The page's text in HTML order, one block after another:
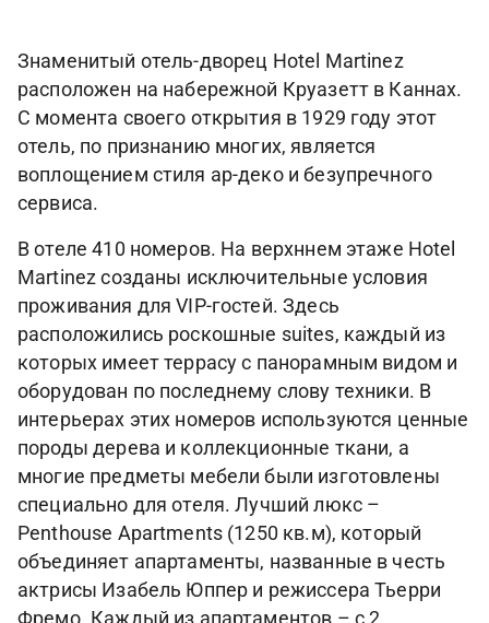
Знаменитый отель-дворец Hotel Martinez
расположен на набережной Круазетт в Каннах.
С момента своего открытия в 1929 году этот
отель, по признанию многих, является
воплощением стиля ар-деко и безупречного
сервиса.
В отеле 410 номеров. На верхннем этаже Hotel
Martinez созданы исключительные условия
проживания для VIP-гостей. Здесь
расположились роскошные suites, каждый из
которых имеет террасу с панорамным видом и
оборудован по последнему слову техники. В
интерьерах этих номеров используются ценные
породы дерева и коллекционные ткани, а
многие предметы мебели были изготовлены
специально для отеля. Лучший люкс –
Penthouse Apartments (1250 кв.м), который
объединяет апартаменты, названные в честь
актрисы Изабель Юппер и режиссера Тьерри
Фремо. Каждый из апартаментов – с 2